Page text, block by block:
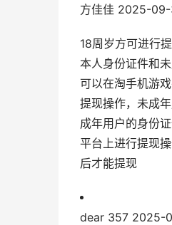
方佳佳 2025-09-
18周岁方可进行
本人身份证件和
可以在淘手机游
提现操作，未成
成年用户的身份
平台上进行提现
后才能提现
dear 357 2025-